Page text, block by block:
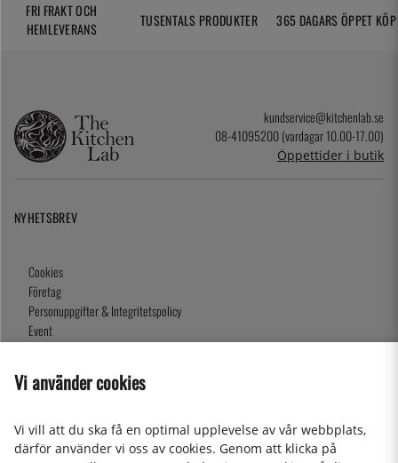
FRI FRAKT OCH
HEMLEVERANS
TUSENTALS PRODUKTER 365 DAGARS ÖPPET KÖP
kundservice@kitchenlab.se
08-41095200 (vardagar 10.00-17.00)
Öppettider i butik
NYHETSBREV
Cookies
Företag
Personuppgifter & Integritetspolicy
Event
Om oss
Presentkort
Vi använder cookies
Vi vill att du ska få en optimal upplevelse av vår webbplats,
därför använder vi oss av cookies. Genom att klicka på